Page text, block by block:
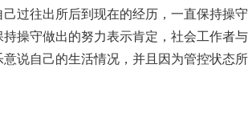
己过往出所后到现在的经历，一直保持操
操守做出的努力表示肯定，社会工作者
说自己的生活情况，并且因为管控状态